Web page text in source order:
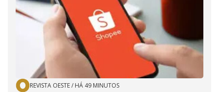
REVISTA OESTE/ HÁ 49 MINUTOS